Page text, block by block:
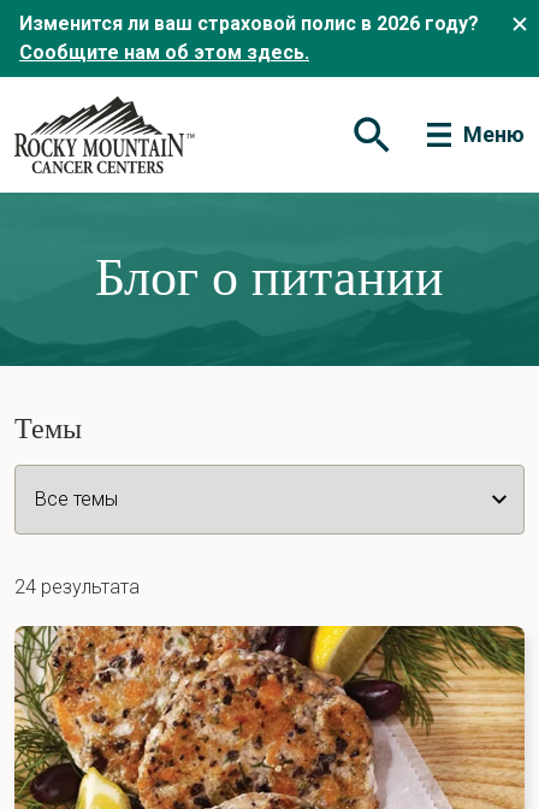
Изменится ли ваш страховой полис в 2026 году?
Сообщите нам об этом здесь.
Открытая форма
Меню
Блог о питании
Темы
24 результата